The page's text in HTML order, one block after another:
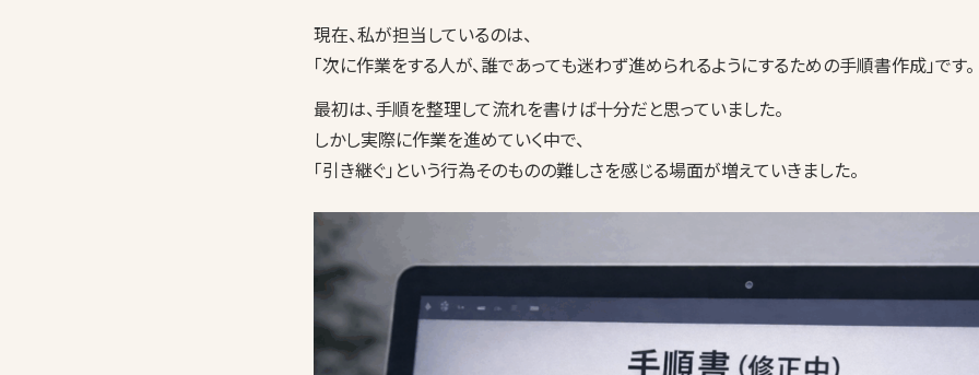
現在、私が担当しているのは、
「次に作業をする人が、誰であっても迷わず進められるようにするための手順書作成」です。
最初は、手順を整理して流れを書けば十分だと思っていました。
しかし実際に作業を進めていく中で、
「引き継ぐ」という行為そのものの難しさを感じる場面が増えていきました。